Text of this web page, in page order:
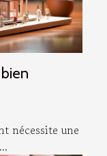
nécessite une